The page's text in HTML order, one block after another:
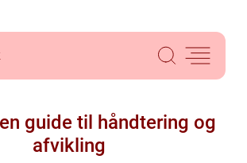
guide til håndtering og
afvikling